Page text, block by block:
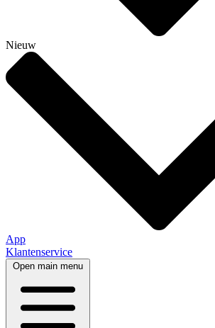
Nieuw
App
Klantenservice
Open main menu